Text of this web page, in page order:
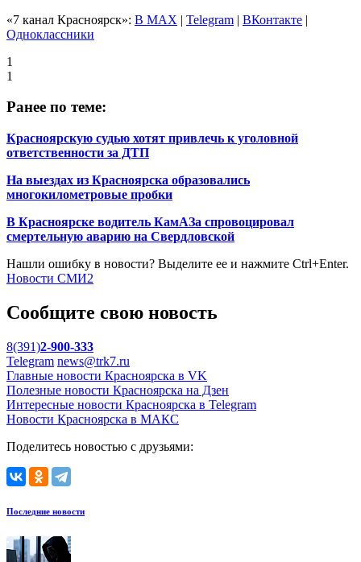
«7 канал Красноярск»: В MAX | Telegram | ВКонтакте |
Одноклассники
1
1
Ранее по теме:
Красноярскую судью хотят привлечь к уголовной
ответственности за ДТП
На выездах из Красноярска образовались
многокилометровые пробки
В Красноярске водитель КамАЗа спровоцировал
смертельную аварию на Свердловской
Нашли ошибку в новости? Выделите ее и нажмите Ctrl+Enter.
Новости СМИ2
Сообщите свою новость
8(391)2-900-333
Telegram news@trk7.ru
Главные новости Красноярска в VK
Полезные новости Красноярска на Дзен
Интересные новости Красноярска в Telegram
Новости Красноярска в МАКС
Поделитесь новостью с друзьями:
Последние новости